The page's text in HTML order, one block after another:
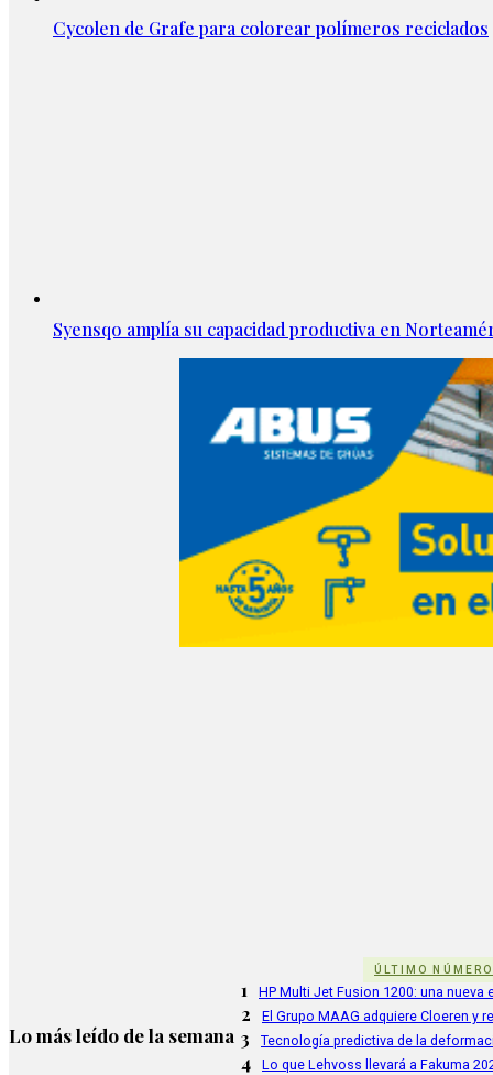
Cycolen de Grafe para colorear polímeros reciclados
Syensqo amplía su capacidad productiva en
ÚLTIMO NÚMERO
Lo más leído de la semana
1 HP Multi Jet Fusion 1200: una
2 El Grupo MAAG adquiere Cloeren
3 Tecnología predictiva de la
4 Lo que Lehvoss llevará a Fakuma